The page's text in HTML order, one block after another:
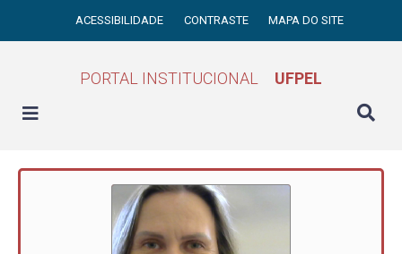
ACESSIBILIDADE CONTRASTE MAPA DO SITE
PORTAL INSTITUCIONAL UFPEL